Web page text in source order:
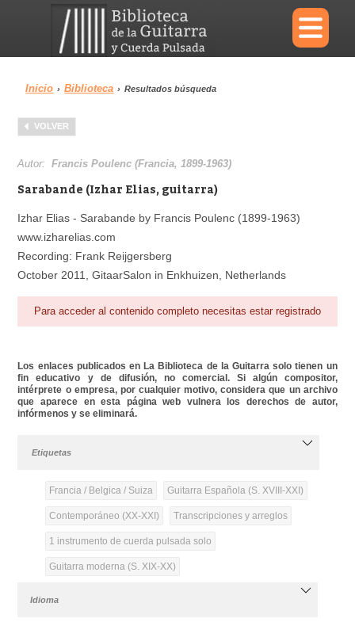
×
Menu
Biblioteca Diccionario
Área personal
Inicio › Biblioteca › Resultados búsqueda
VOLVER
Autor:Francis Poulenc (Francia, 1899-1963)
Sarabande (Izhar Elias, guitarra)
Izhar Elias - Sarabande by Francis Poulenc (1899-1963)
www.izharelias.com
Recording: Frank Reijgersberg
October 2011, GitaarSalon in Enkhuizen, Netherlands
Para acceder al contenido completo necesitas estar registrado
Los enlaces publicados en La Biblioteca de la Guitarra solo tienen un
fin educativo y de difusión, no comercial. Si algún compositor,
intérprete o empresa, por cualquier motivo, considera que un archivo
que aparece en esta página web vulnera los derechos de autor,
infórmenos y se eliminará.
Etiquetas
Francia / Belgica / Suiza Guitarra Española (S. XVIII-XXI)
Contemporáneo (XX-XXI) Transcripciones y arreglos
1 instrumento de cuerda pulsada solo
Guitarra moderna (S. XIX-XX)
Idioma